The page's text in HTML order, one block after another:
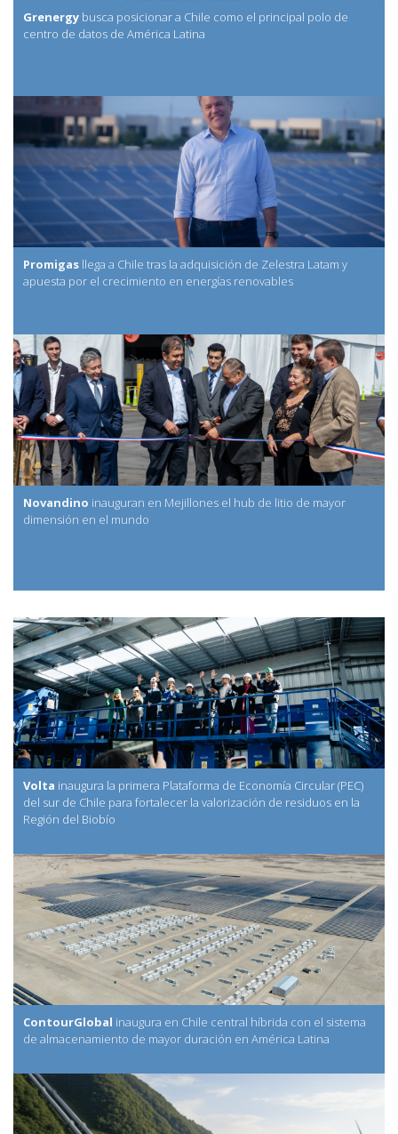
Grenergy busca posicionar a Chile como el principal polo de
centro de datos de América Latina
Promigas llega a Chile tras la adquisición de Zelestra Latam y
apuesta por el crecimiento en energías renovables
Novandino inauguran en Mejillones el hub de litio de mayor
dimensión en el mundo
Volta inaugura la primera Plataforma de Economía Circular (PEC)
del sur de Chile para fortalecer la valorización de residuos en la
Región del Biobío
ContourGlobal inaugura en Chile central híbrida con el sistema
de almacenamiento de mayor duración en América Latina